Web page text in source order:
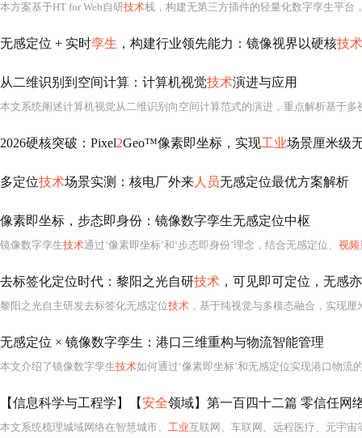
本方案基于HT for Web自研技术栈，构建无第三方插件的轻量化数字孪生平台
无感定位 + 实时孪生 ，构建行业领先能力：镜像视界以硬核技术
从二维识别到空间计算：计算机视觉技术演进与应用
2026硬核突破：Pixel2Geo™像素即坐标，实现工业场景厘米级
多定位技术场景实测：核电厂外来 人员无感定位最优方案解析
像素即坐标，步态即身份：镜像数字孪生无感定位中枢
镜像数字孪生技术通过‘像素即坐标’和‘步态即身份’理念，结合无感定位、 视频
去标签化定位时代：黎阳之光自研技术 ，可见即可定位，无感
黎阳之光自主研发去标签化无感定位技术 ，基于纯视觉与多模态融合，实现厘米级至分米级三维空间精准解算，无需GPS、UWB等物理标签，支持室内外、电磁屏蔽、
无感定位 × 镜像数字孪生：港口三维重构与物流智能管理
本文介绍了镜像数字孪生技术如何通过‘像素即坐标’和无感定位实现港口物流
【信息科学与工程学】【安全领域】第一百四十二篇 零信任网
本文系统梳理城域网络在智慧城市、 工业互联网、车联网、远程医疗、元宇宙等100+垂直场景下的差异化通信